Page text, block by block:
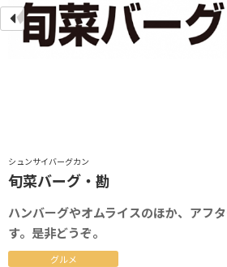
シュンサイバーグカン
旬菜バーグ・勘
ハンバーグやオムライスのほか、アフ
す。是非どうぞ。
グルメ